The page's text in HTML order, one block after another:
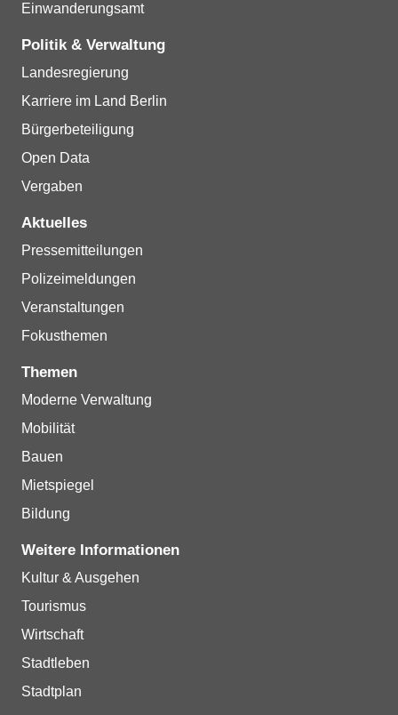
Einwanderungsamt
Politik & Verwaltung
Landesregierung
Karriere im Land Berlin
Bürgerbeteiligung
Open Data
Vergaben
Aktuelles
Pressemitteilungen
Polizeimeldungen
Veranstaltungen
Fokusthemen
Themen
Moderne Verwaltung
Mobilität
Bauen
Mietspiegel
Bildung
Weitere Informationen
Kultur & Ausgehen
Tourismus
Wirtschaft
Stadtleben
Stadtplan